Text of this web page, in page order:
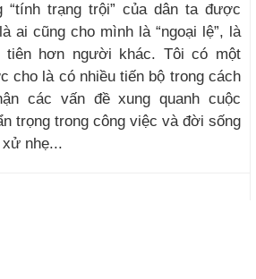
“tính trạng trội” của dân ta được
ai cũng cho mình là “ngoại lệ”, là
tiên hơn người khác. Tôi có một
cho là có nhiều tiến bộ trong cách
các vấn đề xung quanh cuộc
trọng trong công việc và đời sống
xử nhẹ...